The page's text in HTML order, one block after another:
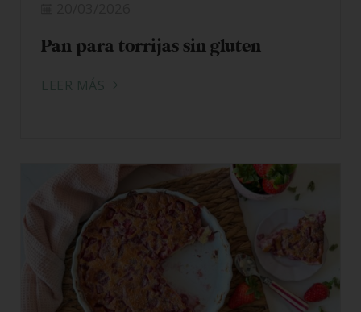
Pan para torrijas sin gluten
LEER MÁS